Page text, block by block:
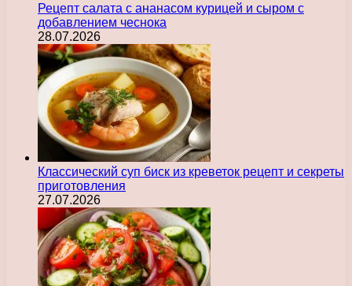
Рецепт салата с ананасом курицей и сыром с
добавлением чеснока
28.07.2026
Классический суп биск из креветок рецепт и секреты
приготовления
27.07.2026